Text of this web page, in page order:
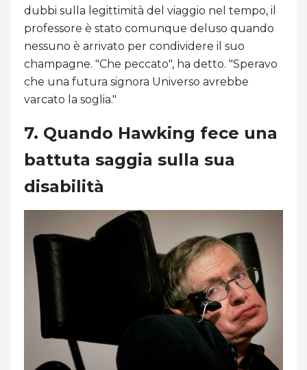
dubbi sulla legittimità del viaggio nel tempo, il
professore è stato comunque deluso quando
nessuno è arrivato per condividere il suo
champagne. "Che peccato", ha detto. "Speravo
che una futura signora Universo avrebbe
varcato la soglia."
7. Quando Hawking fece una
battuta saggia sulla sua
disabilità